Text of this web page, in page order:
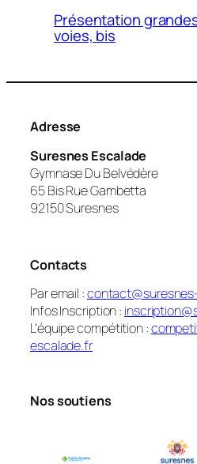
Présentation
voies, bis
Adresse
Suresnes Escalade
Gymnase Du Belvédère
65 Bis Rue Gambetta
92150 Suresnes
Contacts
Par email :
Infos Inscription :
L’équipe compétition :
escalade.fr
Nos soutiens